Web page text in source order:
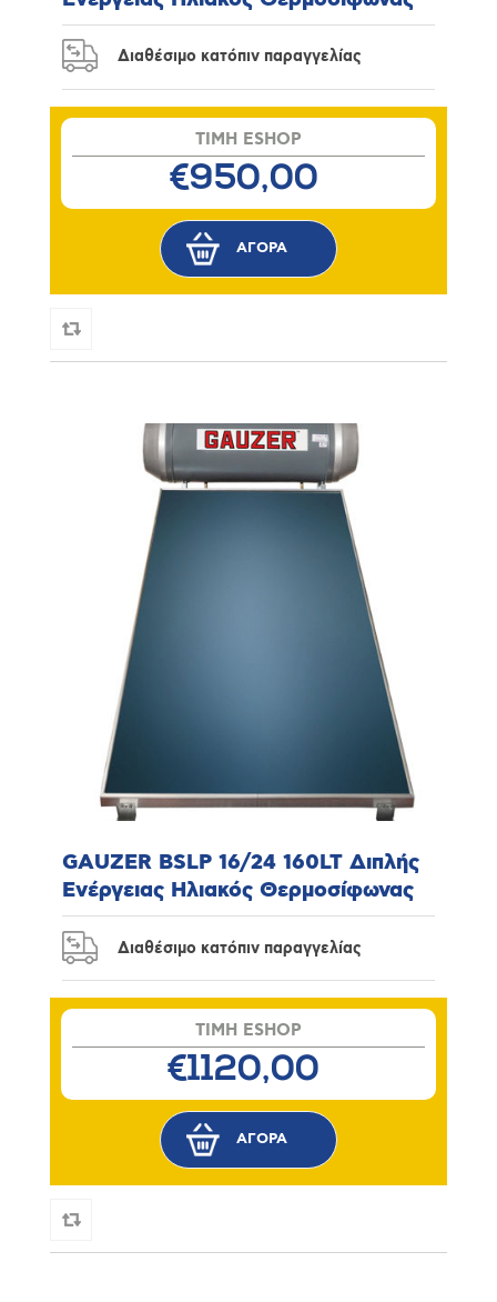
Διαθέσιμο κατόπιν παραγγελίας
TIMH ESHOP
€950,00
GAUZER BSLP 16/24 160LT Διπλής
Ενέργειας Ηλιακός Θερμοσίφωνας
Διαθέσιμο κατόπιν παραγγελίας
TIMH ESHOP
€1120,00